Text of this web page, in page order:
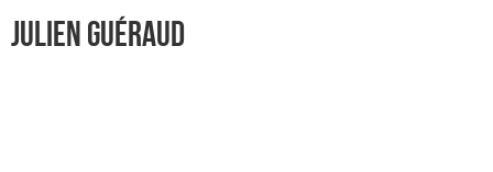
Julien GuÉraud